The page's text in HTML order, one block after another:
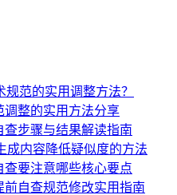
规范的实用调整方法？
调整的实用方法分享
步骤与结果解读指南
成内容降低疑似度的方法
要注意哪些核心要点
自查规范修改实用指南